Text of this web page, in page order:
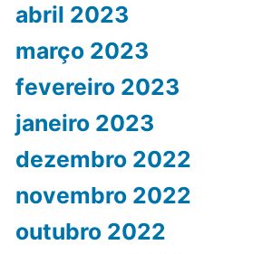
abril 2023
março 2023
fevereiro 2023
janeiro 2023
dezembro 2022
novembro 2022
outubro 2022